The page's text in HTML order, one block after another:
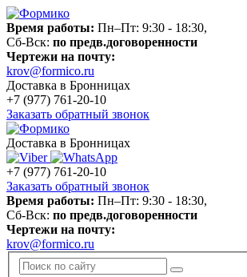
Время работы: Пн–Пт: 9:30 - 18:30,
Сб-Вск: по предв.договоренности
Чертежи на почту:
krov@formico.ru
Доставка в Бронницах
+7 (977) 761-20-10
Заказать обратный звонок
Доставка в Бронницах
+7 (977) 761-20-10
Заказать обратный звонок
Время работы: Пн–Пт: 9:30 - 18:30,
Сб-Вск: по предв.договоренности
Чертежи на почту:
krov@formico.ru